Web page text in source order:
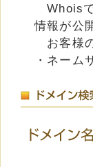
Whoisで
情報が公
お客様
・ネーム